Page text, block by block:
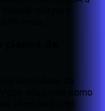
para
mais.
da
velocidade de
adicionais como
ideal para suas